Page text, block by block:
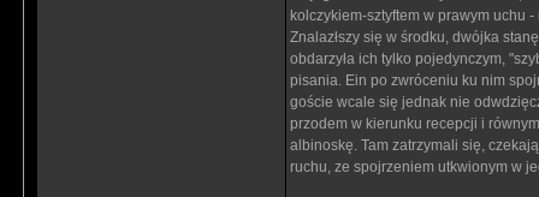
kolczykiem-sztyftem w prawym uchu
Znalazłszy się w środku, dwójka
obdarzyła ich tylko pojedynczym,
pisania. Ein po zwróceniu ku nim
goście wcale się jednak nie
przodem w kierunku recepcji i
albinoskę. Tam zatrzymali się,
ruchu, ze spojrzeniem utkwionym w